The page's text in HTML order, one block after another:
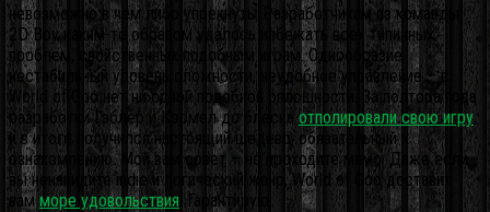
невозможно в чем либо упрекнуть. Разработчикам из команды
2D Boy каким-то образом удалось избежать всех типичных
проблем, свойственных подобным играм. Однообразие,
нестабильный уровень сложности, неудобное управление – в
World of Goo нет ни одной подобной оплошности. За полтора года
разработки Гэблер и Кэрмел до блеска отполировали свою игру,
и в итоге получился настоящий шедевр, обязательный к
ознакомлению. Мой вам совет – не проходите мимо. Даже если
вы ненавидите indie и логический жанр, World of Goo доставит
вам море удовольствия . Гарантирую.